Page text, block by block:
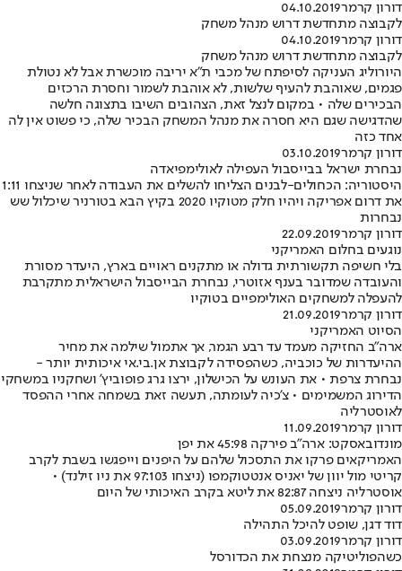
דורון קרמר04.10.2019
לקבוצה מתחדשת דרוש מנהל משחק
דורון קרמר04.10.2019
לקבוצה מתחדשת דרוש מנהל משחק
היורוליג העניקה לסיפתח של מכבי ת"א יריבה מוכשרת אבל לא נטולת
פגמים, שאוהבת להעיף שלשות, לא אוהבת לשמור וחסרת הרכזים
הבכירים שלה • במקום לנצל זאת, הצהובים השיבו בתצוגה חלשה
שהדגישה שגם היא חסרה את מנהל המשחק הבכיר שלה, כי פשוט אין לה
אחד כזה
דורון קרמר03.10.2019
נבחרת ישראל בבייסבול העפילה לאולימפיאדה
היסטוריה: הכחולים-לבנים הצליחו להשלים את העבודה לאחר שניצחו 1:11
את דרום אפריקה ויהיו חלק מטוקיו 2020 בקיץ הבא בטורניר שיכלול שש
נבחרות
דורון קרמר22.09.2019
נוגעים בחלום האמריקני
בלי חשיפה תקשורתית גדולה או מתקנים ראויים בארץ, היעדר מסורת
והעובדה שמדובר בענף אזוטרי, נבחרת הבייסבול הישראלית מתקרבת
להעפלה למשחקים האולימפיים בטוקיו
דורון קרמר21.09.2019
הסיוט האמריקני
ארה"ב החזיקה מעמד עד רבע הגמר, אך אתמול שילמה את מחיר
ההיעדרות של כוכביה, כשהפסידה לקבוצת אן.בי.אי איכותית יותר -
נבחרת צרפת • את העונש על הכישלון, ירצו גרג פופוביץ' ושחקניו במשחקי
הדירוג המשמימים • צ'כיה לעומתה, תעשה זאת בשמחה אחרי ההפסד
לאוסטרליה
דורון קרמר11.09.2019
מונדובאסקט: ארה"ב פירקה 45:98 את יפן
האמריקאים פרקו את התסכול שלהם על היפנים וייפגשו בשבת לקרב
קריטי מול יוון של יאניס אנטטוקמפו (ניצחו 97:103 את ניו זילנד) •
אוסטרליה ניצחה 82:87 את ליטא בקרב האיכותי של היום
דורון קרמר05.09.2019
דוד דגן, שופט להיכל התהילה
דורון קרמר03.09.2019
כשהפוליטיקה מנצחת את הכדורסל